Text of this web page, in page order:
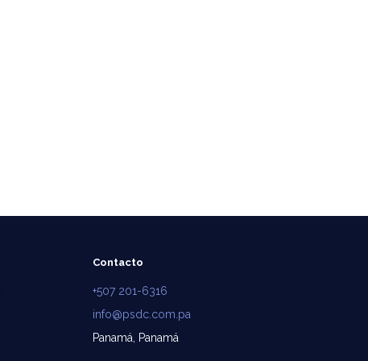
Contacto
+507 201-6316
info@psdc.com.pa
Panamá, Panamá